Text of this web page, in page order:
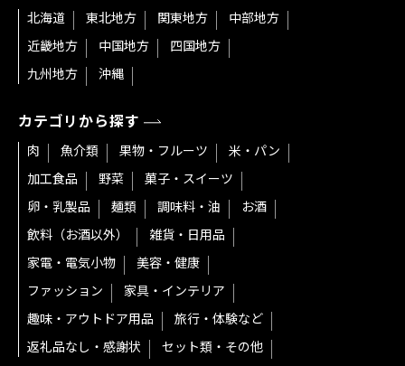
北海道 東北地方 関東地方
中部地方
近畿地方
中国地方
四国地方
九州地方
沖縄
カテゴリから探す
肉 魚介類 果物・フルーツ
米・パン
加工食品
野菜
菓子・スイーツ
卵・乳製品
麺類 調味料・油
お酒
飲料（お酒以外）
雑貨・日用品
家電・電気小物
美容・健康
ファッション
家具・インテリア
趣味・アウトドア用品
旅行・体験など
返礼品なし・感謝状
セット類・その他